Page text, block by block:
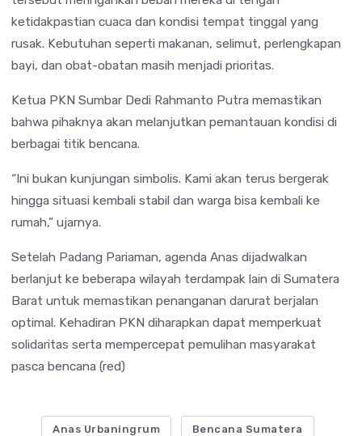
ketidakpastian cuaca dan kondisi tempat tinggal yang
rusak. Kebutuhan seperti makanan, selimut, perlengkapan
bayi, dan obat-obatan masih menjadi prioritas.
Ketua PKN Sumbar Dedi Rahmanto Putra memastikan
bahwa pihaknya akan melanjutkan pemantauan kondisi di
berbagai titik bencana.
“Ini bukan kunjungan simbolis. Kami akan terus bergerak
hingga situasi kembali stabil dan warga bisa kembali ke
rumah,” ujarnya.
Setelah Padang Pariaman, agenda Anas dijadwalkan
berlanjut ke beberapa wilayah terdampak lain di Sumatera
Barat untuk memastikan penanganan darurat berjalan
optimal. Kehadiran PKN diharapkan dapat memperkuat
solidaritas serta mempercepat pemulihan masyarakat
pasca bencana (red)
Anas Urbaningrum Bencana Sumatera